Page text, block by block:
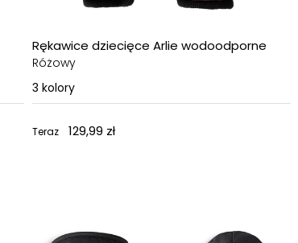
Rękawice dziecięce Arlie wodoodporne
Różowy
3 kolory
Teraz 129,99 zł